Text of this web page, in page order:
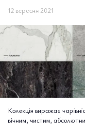
12 вересня 2021
Колекція виражає
вічним, чистим,